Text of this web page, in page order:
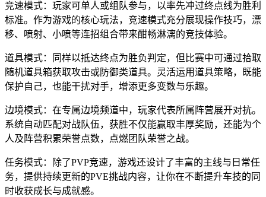
竞速模式：玩家可单人或组队参与，以率先冲过终点线为胜利
标准。作为游戏的核心玩法，竞速模式充分展现操作技巧，漂
移、喷射、小喷等连招组合带来酣畅淋漓的竞技体验。
道具模式：同样以抵达终点为胜负判定，但比赛中可通过拾取
随机道具箱获取攻击或防御类道具。灵活运用道具策略，既能
保护自己，也能干扰对手，增添更多变数与乐趣。
边境模式：在专属边境频道中，玩家代表所属阵营展开对抗。
系统自动匹配对战队伍，获胜不仅能赢取丰厚奖励，还能为个
人及阵营积累荣誉点数，点燃团队荣誉之战。
任务模式：除了PVP竞速，游戏还设计了丰富的主线与日常任
务，提供持续更新的PVE挑战内容，让你在不断提升车技的同
时收获成长与成就感。